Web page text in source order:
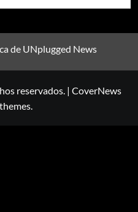
de UNplugged News
reservados. | CoverNews